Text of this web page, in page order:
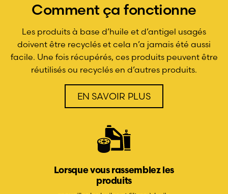
Comment ça fonctionne
Les produits à base d’huile et d’antigel usagés
doivent être recyclés et cela n’a jamais été aussi
facile. Une fois récupérés, ces produits peuvent être
réutilisés ou recyclés en d’autres produits.
EN SAVOIR PLUS
Lorsque vous rassemblez les
produits